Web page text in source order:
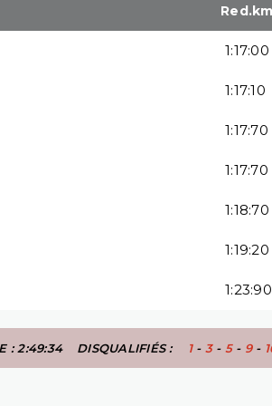
Red.km
1:17:00
1:17:10
1:17:70
1:17:70
1:18:70
1:19:20
1:23:90
: 2:49:34 DISQUALIFIÉS : 1- 3- 5- 9-